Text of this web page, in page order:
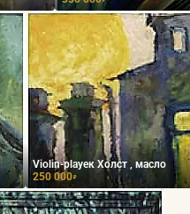
Violin-playeк Холст , масло
250 000₽